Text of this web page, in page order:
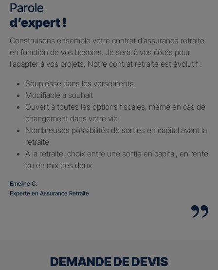
Parole
d’expert !
Construisons ensemble votre contrat d’assurance retraite
en fonction de vos besoins. Je serai à vos côtés pour
l’adapter à vos projets. Notre contrat retraite est évolutif :
Souplesse dans les versements
Modifiable à souhait
Ouvert à toutes les options fiscales, même en cas de
changement dans votre vie
Nombreuses possibilités de sorties en capital avant la
retraite
A la retraite, choix entre une sortie en capital, en rente
ou en mix des deux
Emeline C.
Experte en Assurance Retraite
DEMANDE DE DEVIS